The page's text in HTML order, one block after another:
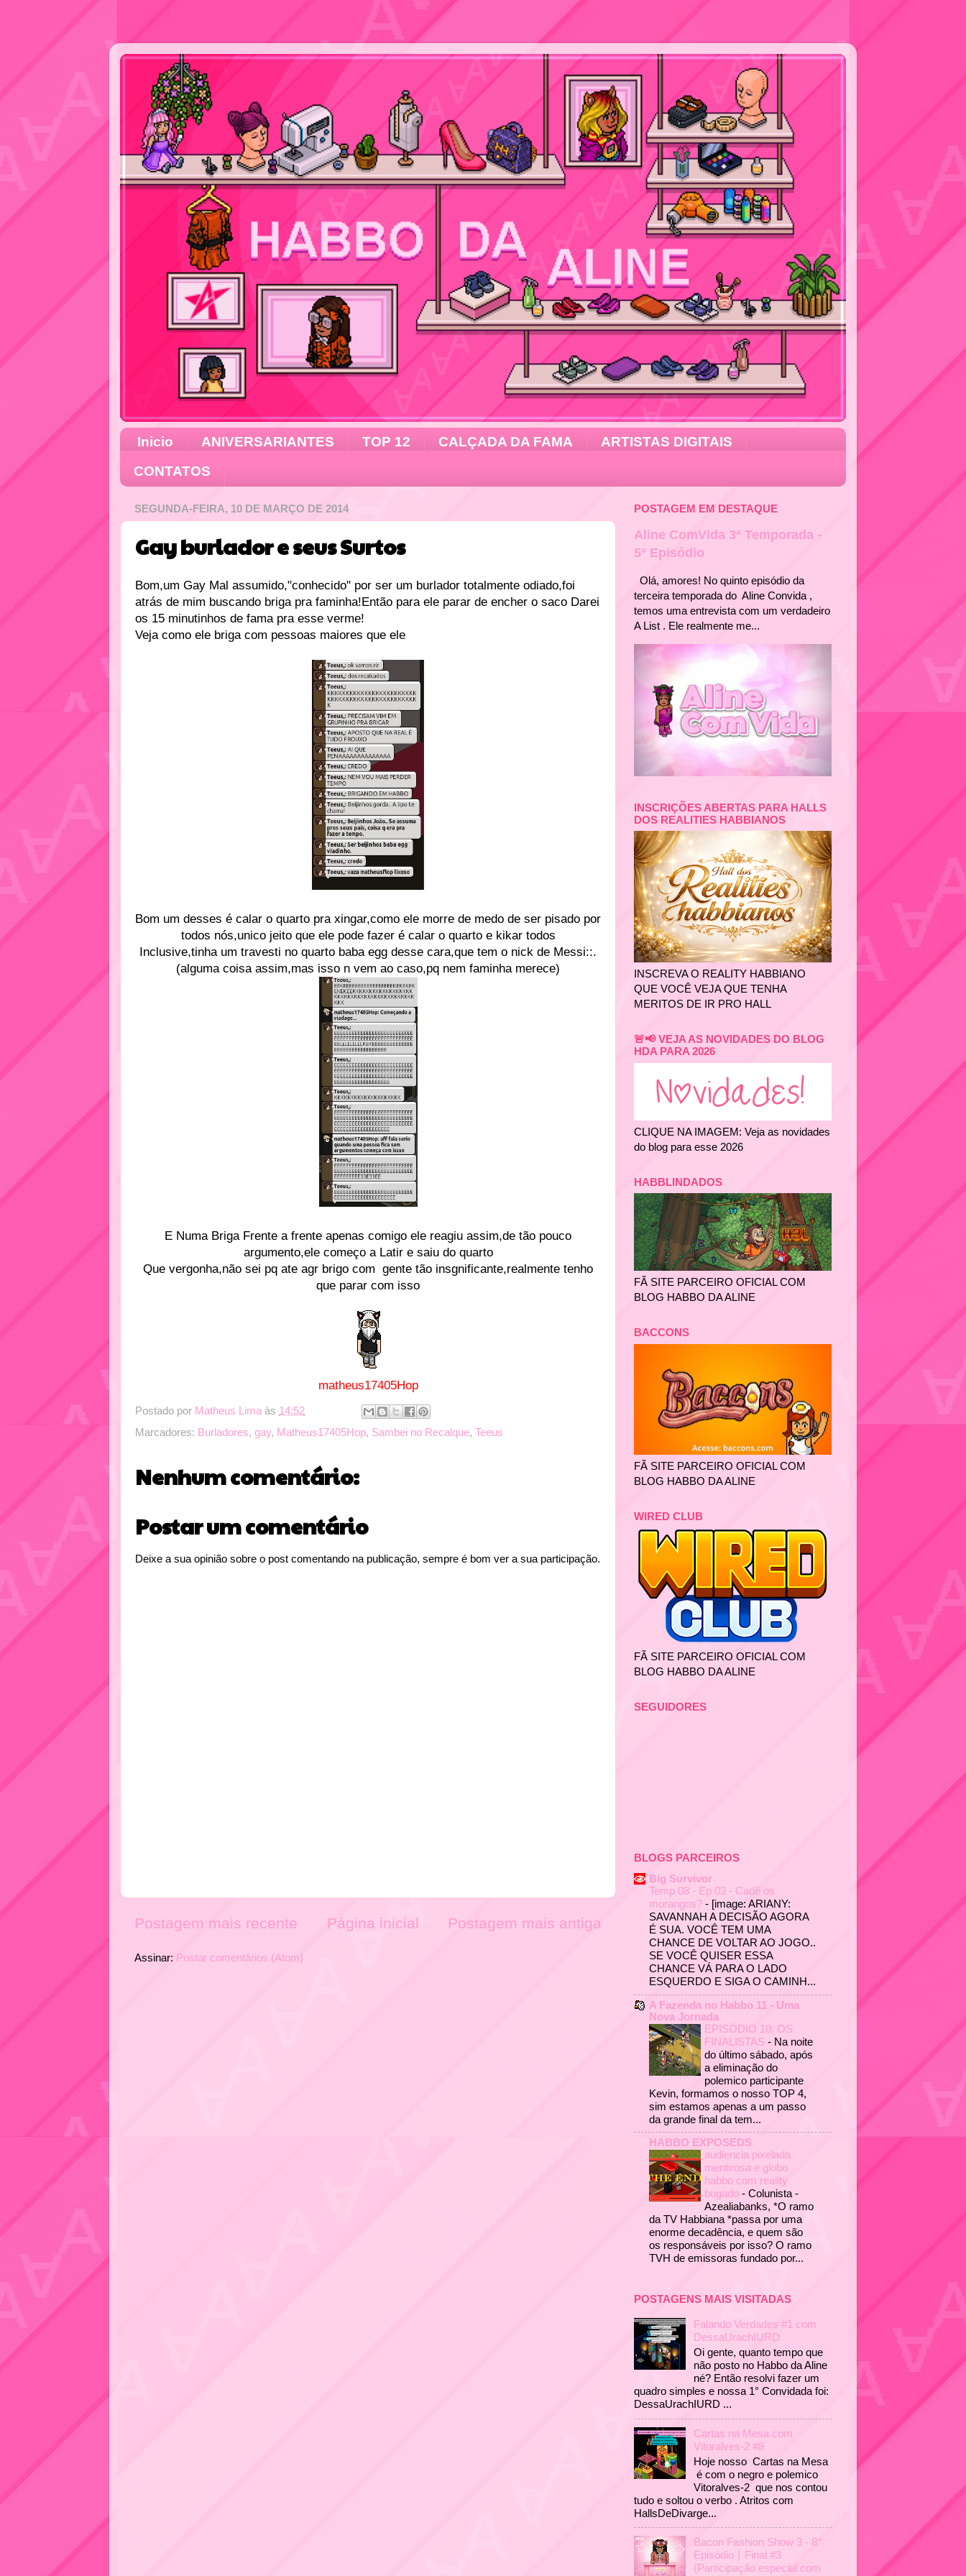
Inicio ANIVERSARIANTES TOP 12 CALÇADA DA FAMA
ARTISTAS DIGITAIS
CONTATOS
SEGUNDA-FEIRA, 10 DE MARÇO DE 2014
Gay burlador e seus Surtos
Bom,um Gay Mal assumido,"conhecido" por ser um burlador totalmente odiado,foi
atrás de mim buscando briga pra faminha!Então para ele parar de encher o saco Darei
os 15 minutinhos de fama pra esse verme!
Veja como ele briga com pessoas maiores que ele
Bom um desses é calar o quarto pra xingar,como ele morre de medo de ser pisado por
todos nós,unico jeito que ele pode fazer é calar o quarto e kikar todos
Inclusive,tinha um travesti no quarto baba egg desse cara,que tem o nick de Messi::.
(alguma coisa assim,mas isso n vem ao caso,pq nem faminha merece)
E Numa Briga Frente a frente apenas comigo ele reagiu assim,de tão pouco
argumento,ele começo a Latir e saiu do quarto
Que vergonha,não sei pq ate agr brigo com gente tão insgnificante,realmente tenho
que parar com isso
matheus17405Hop
Postado por Matheus Lima às 14:52
Marcadores: Burladores, gay, Matheus17405Hop, Sambei no Recalque, Teeus
Nenhum comentário:
Postar um comentário
Deixe a sua opinião sobre o post comentando na publicação, sempre é bom ver a sua participação.
Postagem mais recente Postagem mais antiga
Página inicial
Assinar: Postar comentários (Atom)
POSTAGEM EM DESTAQUE
Aline ComVida 3ª Temporada -
5° Episódio
Olá, amores! No quinto episódio da
terceira temporada do Aline Convida ,
temos uma entrevista com um verdadeiro
A List . Ele realmente me...
INSCRIÇÕES ABERTAS PARA HALLS
DOS REALITIES HABBIANOS
INSCREVA O REALITY HABBIANO
QUE VOCÊ VEJA QUE TENHA
MERITOS DE IR PRO HALL
🚨📢 VEJA AS NOVIDADES DO BLOG
HDA PARA 2026
CLIQUE NA IMAGEM: Veja as novidades
do blog para esse 2026
HABBLINDADOS
FÃ SITE PARCEIRO OFICIAL COM
BLOG HABBO DA ALINE
BACCONS
FÃ SITE PARCEIRO OFICIAL COM
BLOG HABBO DA ALINE
WIRED CLUB
FÃ SITE PARCEIRO OFICIAL COM
BLOG HABBO DA ALINE
SEGUIDORES
BLOGS PARCEIROS
Big Survivor
Temp 08 - Ep 03 - Cadê os
morangos? - [image: ARIANY:
SAVANNAH A DECISÃO AGORA
É SUA. VOCÊ TEM UMA
CHANCE DE VOLTAR AO JOGO..
SE VOCÊ QUISER ESSA
CHANCE VÁ PARA O LADO
ESQUERDO E SIGA O CAMINH...
A Fazenda no Habbo 11 - Uma
Nova Jornada
EPISÓDIO 10: OS
FINALISTAS - Na noite
do último sábado, após
a eliminação do
polemico participante
Kevin, formamos o nosso TOP 4,
sim estamos apenas a um passo
da grande final da tem...
HABBO EXPOSEDS
audiencia pixelada
mentirosa e globo
habbo com reality
bugado - Colunista -
Azealiabanks, *O ramo
da TV Habbiana *passa por uma
enorme decadência, e quem são
os responsáveis por isso? O ramo
TVH de emissoras fundado por...
POSTAGENS MAIS VISITADAS
Falando Verdades #1 com
DessaUrachIURD
Oi gente, quanto tempo que
não posto no Habbo da Aline
né? Então resolvi fazer um
quadro simples e nossa 1° Convidada foi:
DessaUrachIURD ...
Cartas na Mesa com
Vitoralves-2 #8
Hoje nosso Cartas na Mesa
é com o negro e polemico
Vitoralves-2 que nos contou
tudo e soltou o verbo . Atritos com
HallsDeDivarge...
Bacon Fashion Show 3 - 8°
Episódio丨Final #3
(Participação especial com